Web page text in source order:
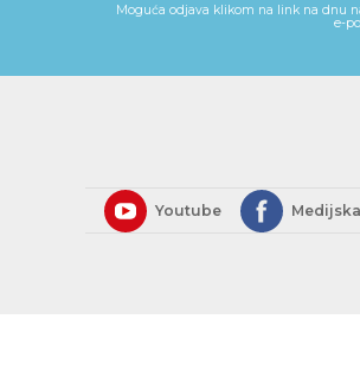
Moguća odjava klikom na link na dnu
e-
Youtube